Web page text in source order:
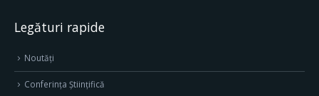
Legături rapide
Noutăți
Conferința Științifică